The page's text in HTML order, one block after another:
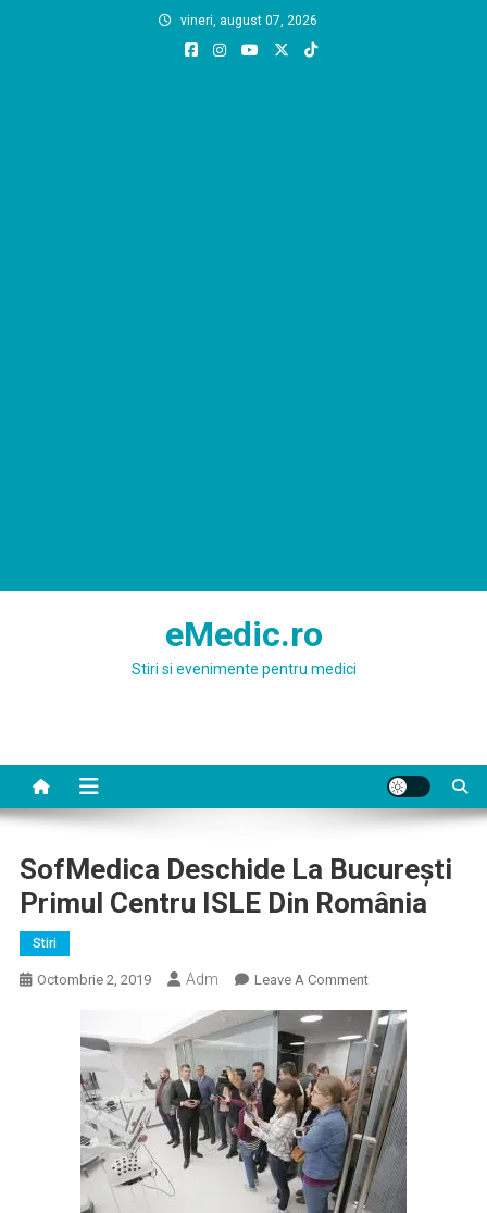
vineri, august 07, 2026
eMedic.ro
Stiri si evenimente pentru medici
SofMedica Deschide La București
Primul Centru ISLE Din România
Stiri
Octombrie 2, 2019 Adm Leave A CommentOn
Deschide
La
București
Primul
Centru
ISLE
Din
România